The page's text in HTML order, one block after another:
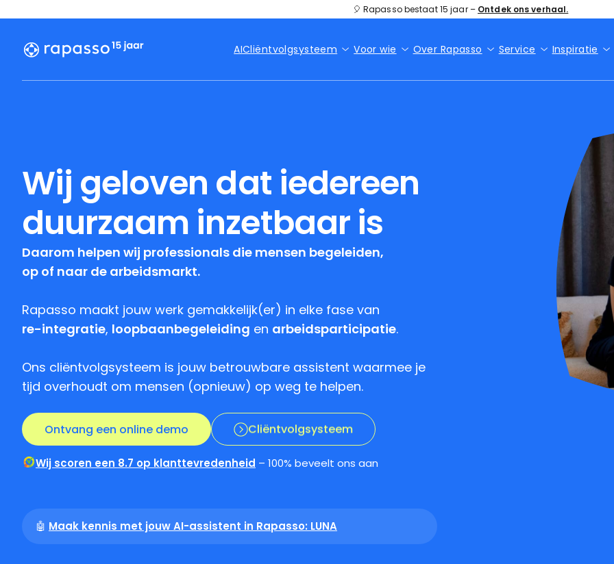
🎈 Rapasso bestaat 15 jaar – Ontdek ons verhaal.
AICliëntvolgsysteem Voor wie Over Rapasso Service Inspiratie
Wij geloven dat iedereen
duurzaam inzetbaar is
Daarom helpen wij professionals die mensen begeleiden,
op of naar de arbeidsmarkt.
Rapasso maakt jouw werk gemakkelijk(er) in elke fase van
re-integratie, loopbaanbegeleiding en arbeidsparticipatie.
Ons cliëntvolgsysteem is jouw betrouwbare assistent waarmee je
tijd overhoudt om mensen (opnieuw) op weg te helpen.
Wij scoren een 8.7 op klanttevredenheid – 100% beveelt ons aan
🤖 Maak kennis met jouw AI-assistent in Rapasso: LUNA